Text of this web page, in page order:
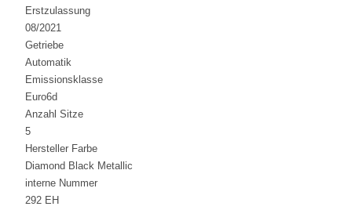
Erstzulassung
08/2021
Getriebe
Automatik
Emissionsklasse
Euro6d
Anzahl Sitze
5
Hersteller Farbe
Diamond Black Metallic
interne Nummer
292 EH